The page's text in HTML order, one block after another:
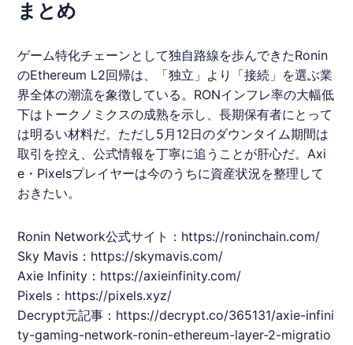
まとめ
ゲーム特化チェーンとして独自路線を歩んできたRonin
のEthereum L2回帰は、「独立」より「接続」を選ぶ業
界全体の潮流を象徴している。 RONインフレ率の大幅低
下はトークノミクスの成熟を示し、長期保有者にとって
は明るい材料だ。ただし5月12日のダウンタイム期間は
取引を控え、公式情報を丁寧に追うことが肝心だ。Axi
e・ Pixelsプレイヤーは今のうちに資産状況を整理して
おきたい。
Ronin Network公式サイト： https://roninchain.com/
Sky Mavis： https://skymavis.com/
Axie Infinity： https://axieinfinity.com/
Pixels ： https://pixels.xyz/
Decrypt元記事： https://decrypt.co/365131/axie-infini
ty-gaming-network-ronin-ethereum-layer-2-migratio